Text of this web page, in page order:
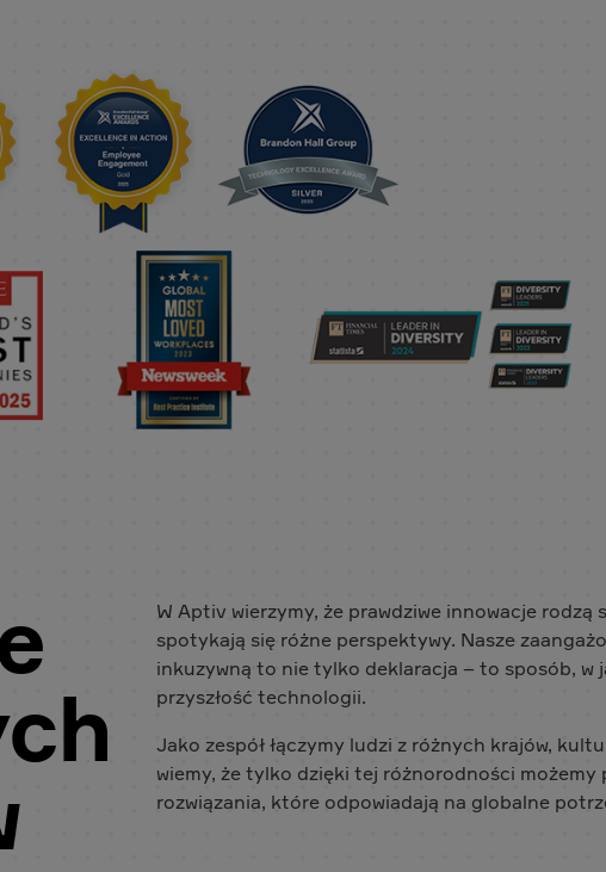
W Aptiv wierzymy, że prawdziwe innowacje rodzą
spotykają się różne perspektywy. Nasze
inkuzywną to nie tylko deklaracja – to sposób, w
przyszłość technologii.
Jako zespół łączymy ludzi z różnych krajów,
wiemy, że tylko dzięki tej różnorodności możemy
rozwiązania, które odpowiadają na globalne